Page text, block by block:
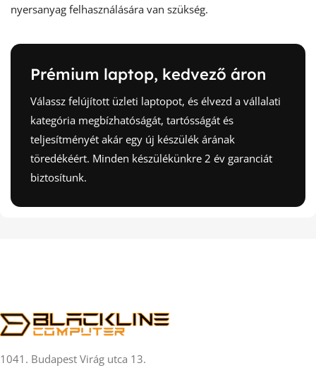
nyersanyag felhasználására van szükség.
Prémium laptop, kedvező áron
Válassz felújított üzleti laptopot, és élvezd a vállalati
kategória megbízhatóságát, tartósságát és
teljesítményét akár egy új készülék árának
töredékéért. Minden készülékünkre 2 év garanciát
biztosítunk.
1041. Budapest Virág utca 13.